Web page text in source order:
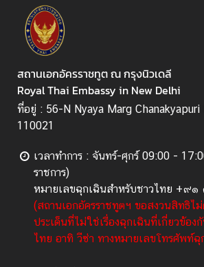
ค
ว
า
ม
สั
ม
พั
ธ์
ไ
ท
ย
-
อิ
สถานเอกอัครราชทูต ณ กรุงนิวเดลี
Royal Thai Embassy in New Delhi
ที่อยู่ : 56-N Nyaya Marg
110021
เวลาทำการ : จันทร์-ศุกร์ 09:00 -
ราชการ)
หมายเลขฉุกเฉินสำหรับชาวไทย +
(สถานเอกอัครราชทูตฯ ขอสงวนสิทธิไ
ประเด็นที่ไม่ใช่เรื่องฉุกเฉินที่เกี่ยวข้อ
ไทย อาทิ วีซ่า ทางหมายเลขโทรศัพท์ฉุ